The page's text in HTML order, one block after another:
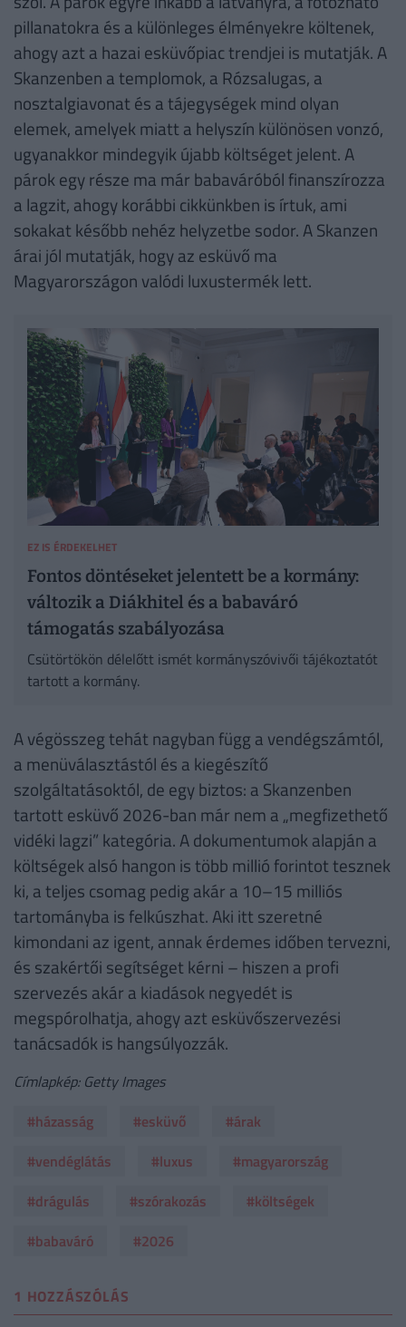
pillanatokra és a különleges élményekre költenek,
ahogy azt a hazai esküvőpiac trendjei is mutatják. A
Skanzenben a templomok, a Rózsalugas, a
nosztalgiavonat és a tájegységek mind olyan
elemek, amelyek miatt a helyszín különösen vonzó,
ugyanakkor mindegyik újabb költséget jelent. A
párok egy része ma már babaváróból finanszírozza
a lagzit, ahogy korábbi cikkünkben is írtuk, ami
sokakat később nehéz helyzetbe sodor. A Skanzen
árai jól mutatják, hogy az esküvő ma
Magyarországon valódi luxustermék lett.
EZ IS ÉRDEKELHET
Fontos döntéseket jelentett be a kormány:
változik a Diákhitel és a babaváró
támogatás szabályozása
Csütörtökön délelőtt ismét kormányszóvivői tájékoztatót
tartott a kormány.
A végösszeg tehát nagyban függ a vendégszámtól,
a menüválasztástól és a kiegészítő
szolgáltatásoktól, de egy biztos: a Skanzenben
tartott esküvő 2026-ban már nem a „megfizethető
vidéki lagzi” kategória. A dokumentumok alapján a
költségek alsó hangon is több millió forintot tesznek
ki, a teljes csomag pedig akár a 10–15 milliós
tartományba is felkúszhat. Aki itt szeretné
kimondani az igent, annak érdemes időben tervezni,
és szakértői segítséget kérni – hiszen a profi
szervezés akár a kiadások negyedét is
megspórolhatja, ahogy azt esküvőszervezési
tanácsadók is hangsúlyozzák.
Címlapkép: Getty Images
#házasság
#esküvő
#árak
#vendéglátás
#luxus
#magyarország
#drágulás
#szórakozás
#költségek
#babaváró
#2026
1 HOZZÁSZÓLÁS